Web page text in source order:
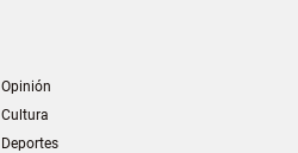
Opinión
Cultura
Deportes